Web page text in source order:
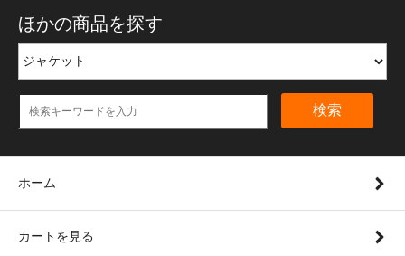
ほかの商品を探す
検索
ホーム
カートを見る